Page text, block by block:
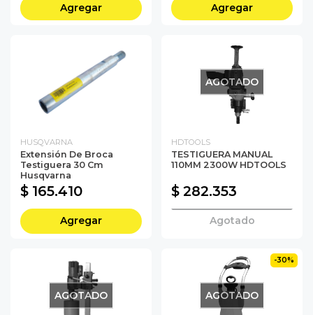
Agregar Agregar
HUSQVARNA
Extensión De Broca
Testiguera 30 Cm
Husqvarna
$ 165.410
Agregar
AGOTADO
HDTOOLS
TESTIGUERA MANUAL
110MM 2300W HDTOOLS
$ 282.353
Agotado
AGOTADO
-30%
AGOTADO